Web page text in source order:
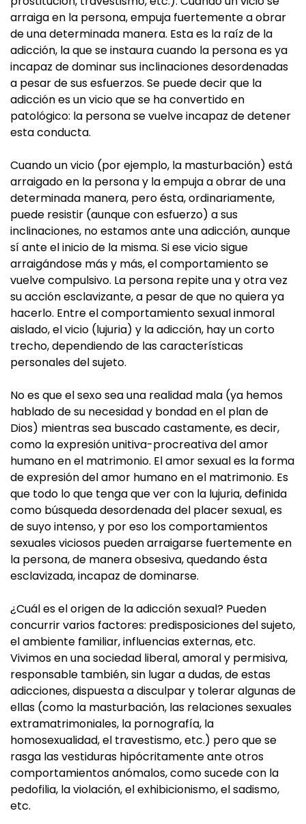
arraiga en la persona, empuja fuertemente a obrar
de una determinada manera. Esta es la raíz de la
adicción, la que se instaura cuando la persona es ya
incapaz de dominar sus inclinaciones desordenadas
a pesar de sus esfuerzos. Se puede decir que la
adicción es un vicio que se ha convertido en
patológico: la persona se vuelve incapaz de detener
esta conducta.
Cuando un vicio (por ejemplo, la masturbación) está
arraigado en la persona y la empuja a obrar de una
determinada manera, pero ésta, ordinariamente,
puede resistir (aunque con esfuerzo) a sus
inclinaciones, no estamos ante una adicción, aunque
sí ante el inicio de la misma. Si ese vicio sigue
arraigándose más y más, el comportamiento se
vuelve compulsivo. La persona repite una y otra vez
su acción esclavizante, a pesar de que no quiera ya
hacerlo. Entre el comportamiento sexual inmoral
aislado, el vicio (lujuria) y la adicción, hay un corto
trecho, dependiendo de las características
personales del sujeto.
No es que el sexo sea una realidad mala (ya hemos
hablado de su necesidad y bondad en el plan de
Dios) mientras sea buscado castamente, es decir,
como la expresión unitiva-procreativa del amor
humano en el matrimonio. El amor sexual es la forma
de expresión del amor humano en el matrimonio. Es
que todo lo que tenga que ver con la lujuria, definida
como búsqueda desordenada del placer sexual, es
de suyo intenso, y por eso los comportamientos
sexuales viciosos pueden arraigarse fuertemente en
la persona, de manera obsesiva, quedando ésta
esclavizada, incapaz de dominarse.
¿Cuál es el origen de la adicción sexual? Pueden
concurrir varios factores: predisposiciones del sujeto,
el ambiente familiar, influencias externas, etc.
Vivimos en una sociedad liberal, amoral y permisiva,
responsable también, sin lugar a dudas, de estas
adicciones, dispuesta a disculpar y tolerar algunas de
ellas (como la masturbación, las relaciones sexuales
extramatrimoniales, la pornografía, la
homosexualidad, el travestismo, etc.) pero que se
rasga las vestiduras hipócritamente ante otros
comportamientos anómalos, como sucede con la
pedofilia, la violación, el exhibicionismo, el sadismo,
etc.